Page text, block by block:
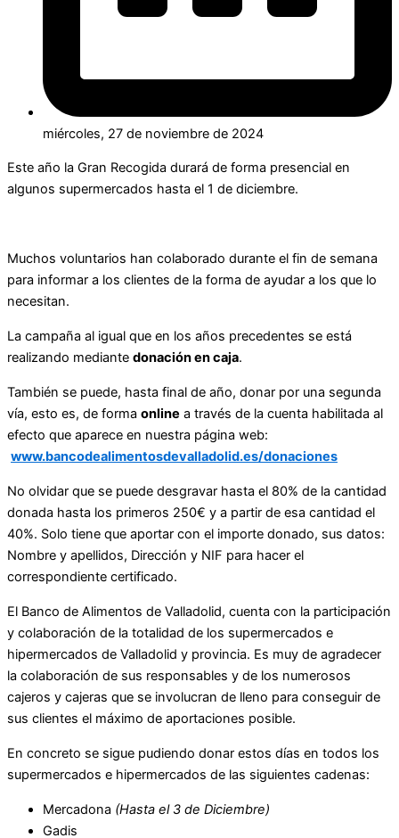
miércoles, 27 de noviembre de 2024
Este año la Gran Recogida durará de forma presencial en
algunos supermercados hasta el 1 de diciembre.
Muchos voluntarios han colaborado durante el fin de semana
para informar a los clientes de la forma de ayudar a los que lo
necesitan.
La campaña al igual que en los años precedentes se está
realizando mediante donación en caja.
También se puede, hasta final de año, donar por una segunda
vía, esto es, de forma online a través de la cuenta habilitada al
efecto que aparece en nuestra página web:
www.bancodealimentosdevalladolid.es/donaciones
No olvidar que se puede desgravar hasta el 80% de la cantidad
donada hasta los primeros 250€ y a partir de esa cantidad el
40%. Solo tiene que aportar con el importe donado, sus datos:
Nombre y apellidos, Dirección y NIF para hacer el
correspondiente certificado.
El Banco de Alimentos de Valladolid, cuenta con la participación
y colaboración de la totalidad de los supermercados e
hipermercados de Valladolid y provincia. Es muy de agradecer
la colaboración de sus responsables y de los numerosos
cajeros y cajeras que se involucran de lleno para conseguir de
sus clientes el máximo de aportaciones posible.
En concreto se sigue pudiendo donar estos días en todos los
supermercados e hipermercados de las siguientes cadenas:
Mercadona (Hasta el 3 de Diciembre)
Gadis